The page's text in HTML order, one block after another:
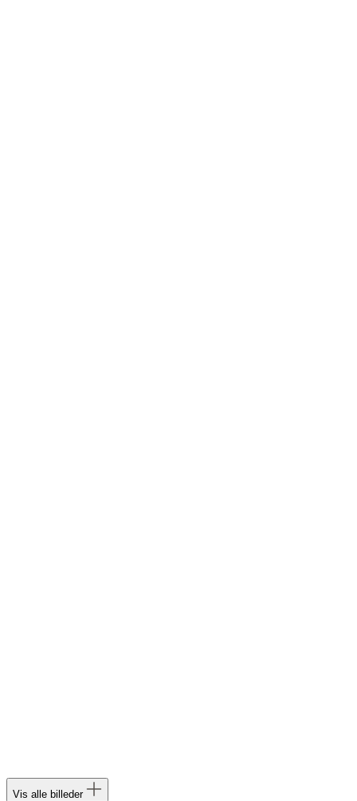
Vis alle billeder